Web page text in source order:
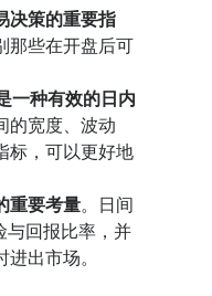
决策的重要指
那些在开盘后可
一种有效的日内
的宽度、波动
标，可以更好地
重要考量。日间
与回报比率，并
出市场。